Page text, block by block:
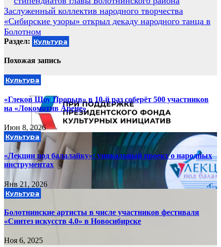
по
записям
Заслуженный коллектив народного творчества
«Сибирские узоры» открыл декаду народного танца в
Болотном
Раздел: Культура
Похожая запись
Культура
«Глеков Шоу Прорыв» в 10-й раз соберёт 500 участников
на «Локомотив Арене»
Июн 8, 2026
Культура
«Лекции под балалайку»: уникальный проект о народных
инструментах
Янв 21, 2026
Культура
Болотнинские артисты в числе участников фестиваля
«Синтез искусств 4.0» в Новосибирске
Ноя 6, 2025